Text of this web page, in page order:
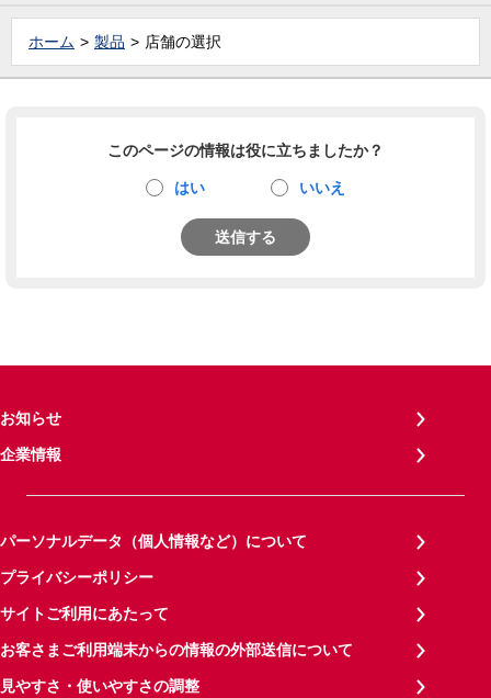
ホーム 製品 店舗の選択
このページの情報は役に立ちましたか？
はい いいえ
送信する
お知らせ
企業情報
パーソナルデータ（個人情報など）について
プライバシーポリシー
サイトご利用にあたって
お客さまご利用端末からの情報の外部送信について
見やすさ・使いやすさの調整